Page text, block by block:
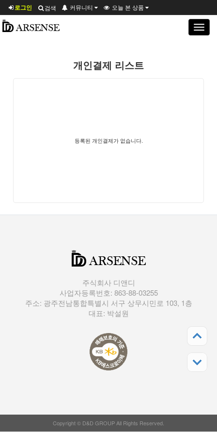
로그인 검색 커뮤니티 오늘 본 상품
Toggle
개인결제 리스트
등록된 개인결제가 없습니다.
주식회사 디앤디
사업자등록번호: 863-88-03255
주소: 광주전남통합특별시 서구 상무시민로 103, 1층
대표: 박설원
Copyright © D&D GROUP All Rights Reserved.